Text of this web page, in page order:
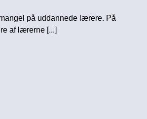
på uddannede lærere. På
af lærerne [...]